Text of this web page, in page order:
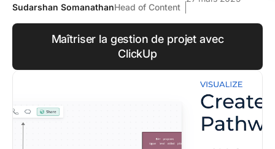
Sudarshan SomanathanHead of Content
Maîtriser la gestion de projet avec
ClickUp